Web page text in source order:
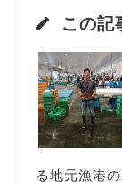
この記
る地元漁港